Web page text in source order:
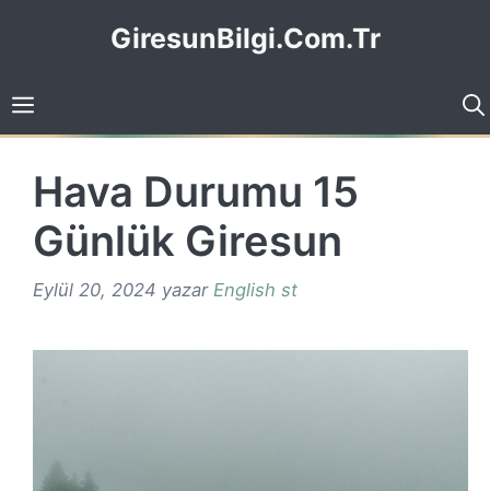
GiresunBilgi.Com.Tr
Hava Durumu 15
Günlük Giresun
Eylül 20, 2024 yazar English st